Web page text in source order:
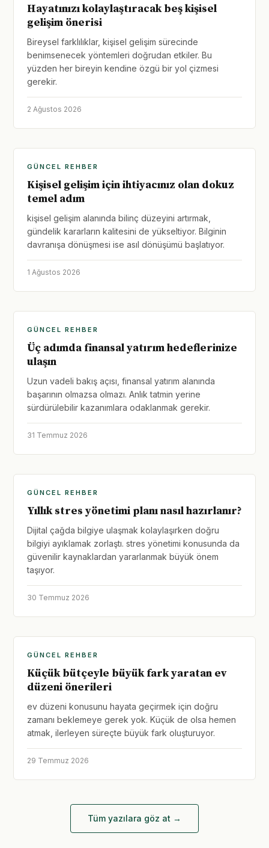
Hayatınızı kolaylaştıracak beş kişisel
gelişim önerisi
Bireysel farklılıklar, kişisel gelişim sürecinde
benimsenecek yöntemleri doğrudan etkiler. Bu
yüzden her bireyin kendine özgü bir yol çizmesi
gerekir.
2 Ağustos 2026
GÜNCEL REHBER
Kişisel gelişim için ihtiyacınız olan dokuz
temel adım
kişisel gelişim alanında bilinç düzeyini artırmak,
gündelik kararların kalitesini de yükseltiyor. Bilginin
davranışa dönüşmesi ise asıl dönüşümü başlatıyor.
1 Ağustos 2026
GÜNCEL REHBER
Üç adımda finansal yatırım hedeflerinize
ulaşın
Uzun vadeli bakış açısı, finansal yatırım alanında
başarının olmazsa olmazı. Anlık tatmin yerine
sürdürülebilir kazanımlara odaklanmak gerekir.
31 Temmuz 2026
GÜNCEL REHBER
Yıllık stres yönetimi planı nasıl hazırlanır?
Dijital çağda bilgiye ulaşmak kolaylaşırken doğru
bilgiyi ayıklamak zorlaştı. stres yönetimi konusunda da
güvenilir kaynaklardan yararlanmak büyük önem
taşıyor.
30 Temmuz 2026
GÜNCEL REHBER
Küçük bütçeyle büyük fark yaratan ev
düzeni önerileri
ev düzeni konusunu hayata geçirmek için doğru
zamanı beklemeye gerek yok. Küçük de olsa hemen
atmak, ilerleyen süreçte büyük fark oluşturuyor.
29 Temmuz 2026
Tüm yazılara göz at →